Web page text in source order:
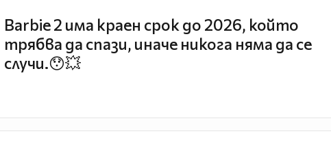
Barbie 2 има краен срок до 2026, който
трябва да спази, иначе никога няма да се
случи.😯💥